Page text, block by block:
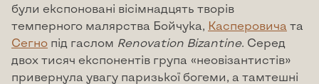
були експоновані вісімнадцять творів
темперного малярства Бойчука, Касперовича та
Сегно під гаслом Renovation Bizantine. Серед
двох тисяч експонентів група «неовізантистів»
привернула увагу паризької богеми, а тамтешні